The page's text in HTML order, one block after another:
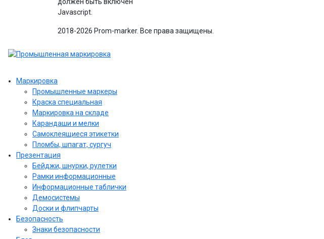
должен быть включен
Javascript.
2018-2026 Prom-marker. Все права защищены.
Маркировка
Промышленные маркеры
Краска специальная
Маркировка на складе
Карандаши и мелки
Самоклеящиеся этикетки
Пломбы, шпагат, сургуч
Презентация
Бейджи, шнурки, рулетки
Рамки информационные
Информационные таблички
Демосистемы
Доски и флипчарты
Безопасность
Знаки безопасности